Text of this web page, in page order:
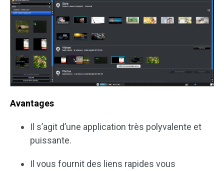
Avantages
Il s’agit d’une application très polyvalente et
puissante.
Il vous fournit des liens rapides vous